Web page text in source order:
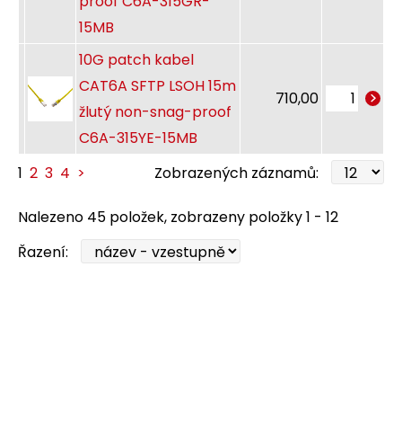
15MB
10G patch kabel
CAT6A SFTP LSOH 15m
žlutý non-snag-proof
C6A-315YE-15MB
710,00
1 2 3 4 > Zobrazených záznamů:
Nalezeno 45 položek, zobrazeny položky 1 - 12
Řazení: